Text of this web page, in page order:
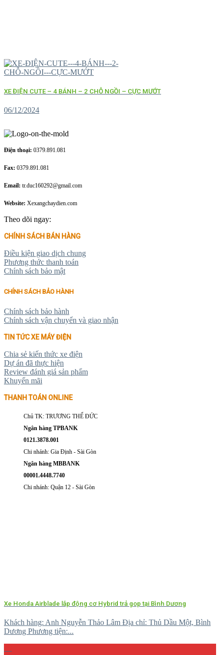
XE ĐIỆN CUTE – 4 BÁNH – 2 CHỖ NGỒI – CỰC MƯỚT
06/12/2024
Điện thoại: 0379.891.081
Fax: 0379.891.081
Email: tr.duc160292@gmail.com
Website: Xexangchaydien.com
Theo dõi ngay:
CHÍNH SÁCH BÁN HÀNG
Điều kiện giao dịch chung
Phương thức thanh toán
Chính sách bảo mật
CHÍNH SÁCH BẢO HÀNH
Chính sách bảo hành
Chính sách vận chuyển và giao nhận
TIN TỨC XE MÁY ĐIỆN
Chia sẻ kiến thức xe điện
Dự án đã thực hiện
Review đánh giá sản phẩm
Khuyến mãi
THANH TOÁN ONLINE
Chủ TK: TRƯƠNG THẾ ĐỨC
Ngân hàng TPBANK
0121.3878.001
Chi nhánh: Gia Định - Sài Gòn
Ngân hàng MBBANK
00001.4448.7740
Chi nhánh: Quận 12 - Sài Gòn
Xe Honda Airblade lắp động cơ Hybrid trả gop tại Bình Dương
Khách hàng: Anh Nguyễn Thảo Lâm Địa chỉ: Thủ Dầu Một, Bình
Dương Phương tiện:...